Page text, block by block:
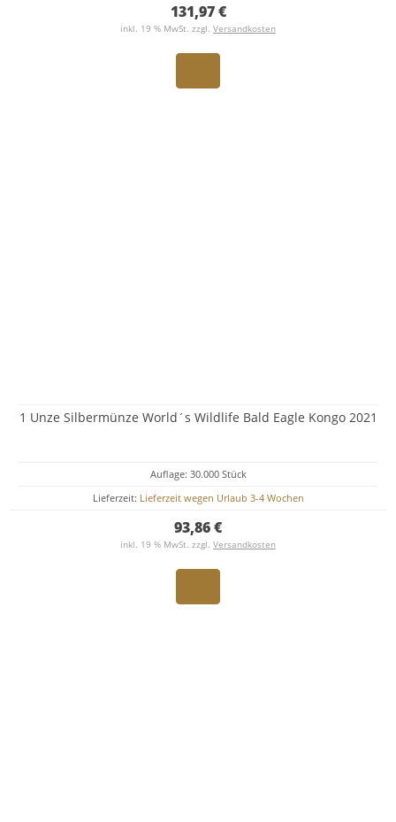
131,97 €
inkl. 19 % MwSt. zzgl. Versandkosten
1 Unze Silbermünze World´s Wildlife Bald Eagle Kongo 2021
Auflage: 30.000 Stück
Lieferzeit: Lieferzeit wegen Urlaub 3-4 Wochen
93,86 €
inkl. 19 % MwSt. zzgl. Versandkosten